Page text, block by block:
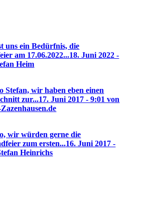
uns ein Bedürfnis, die
am 17.06.2022...18. Juni 2022 -
Heim
Stefan, wir haben eben einen
zur...17. Juni 2017 - 9:01 von
wir würden gerne die
zum ersten...16. Juni 2017 -
Heinrichs